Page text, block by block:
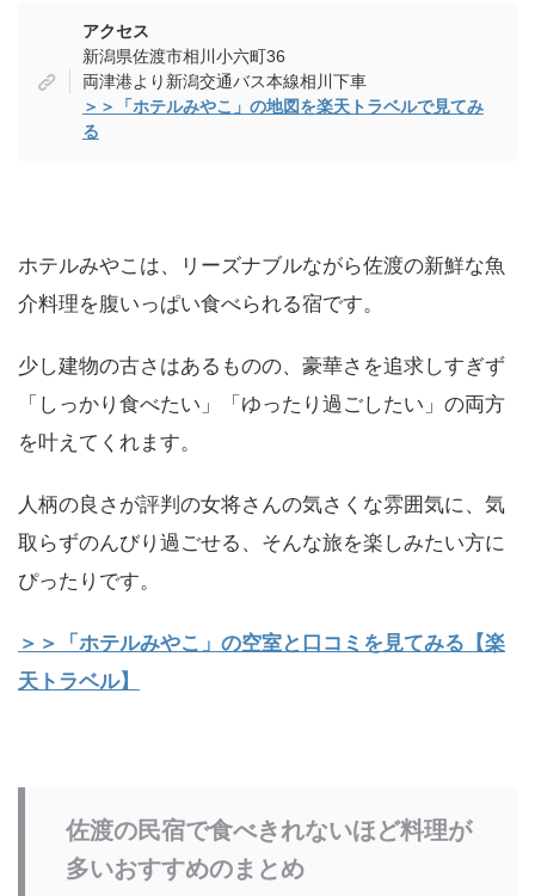
アクセス
新潟県佐渡市相川小六町36
両津港より新潟交通バス本線相川下車
＞＞「ホテルみやこ」の地図を楽天トラベルで見てみ
る
ホテルみやこは、リーズナブルながら佐渡の新鮮な魚
介料理を腹いっぱい食べられる宿です。
少し建物の古さはあるものの、豪華さを追求しすぎず
「しっかり食べたい」「ゆったり過ごしたい」の両方
を叶えてくれます。
人柄の良さが評判の女将さんの気さくな雰囲気に、気
取らずのんびり過ごせる、そんな旅を楽しみたい方に
ぴったりです。
＞＞「ホテルみやこ」の空室と口コミを見てみる【楽
天トラベル】
佐渡の民宿で食べきれないほど料理が
多いおすすめのまとめ